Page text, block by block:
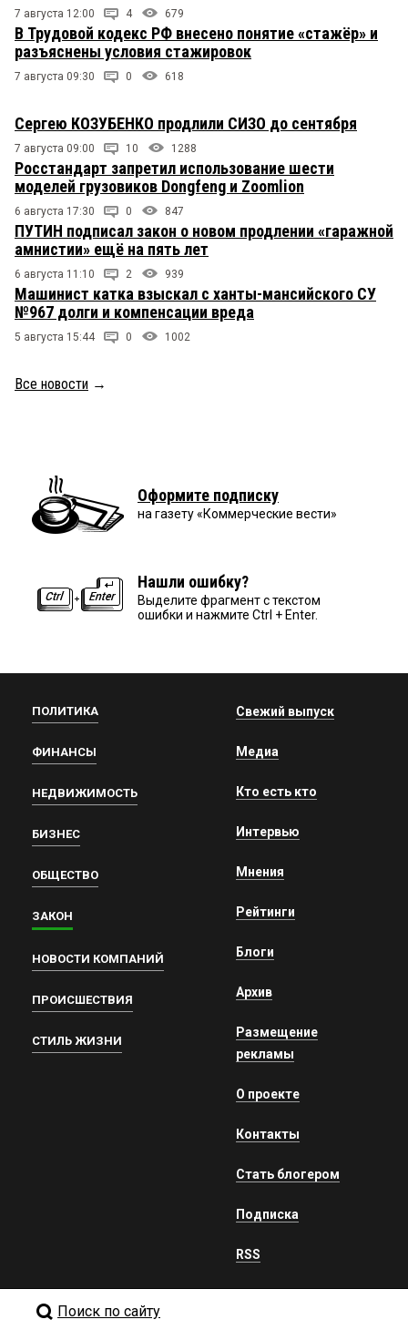
7 августа 12:00 4 679
В Трудовой кодекс РФ внесено понятие «стажёр» и
разъяснены условия стажировок
7 августа 09:30 0 618
Сергею КОЗУБЕНКО продлили СИЗО до сентября
7 августа 09:00 10 1288
Росстандарт запретил использование шести
моделей грузовиков Dongfeng и Zoomlion
6 августа 17:30 0 847
ПУТИН подписал закон о новом продлении «гаражной
амнистии» ещё на пять лет
6 августа 11:10 2 939
Машинист катка взыскал с ханты-мансийского СУ
№967 долги и компенсации вреда
5 августа 15:44 0 1002
Все новости →
Оформите подписку
на газету «Коммерческие вести»
Нашли ошибку?
Выделите фрагмент с текстом
ошибки и нажмите Ctrl + Enter.
ПОЛИТИКА
ФИНАНСЫ
НЕДВИЖИМОСТЬ
БИЗНЕС
ОБЩЕСТВО
ЗАКОН
НОВОСТИ КОМПАНИЙ
ПРОИСШЕСТВИЯ
СТИЛЬ ЖИЗНИ
Свежий выпуск
Медиа
Кто есть кто
Интервью
Мнения
Рейтинги
Блоги
Архив
Размещение
рекламы
О проекте
Контакты
Стать блогером
Подписка
RSS
Поиск по сайту